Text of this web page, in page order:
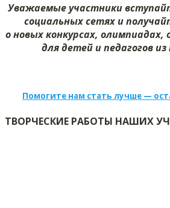
Уважаемые участники
социальных сетях и
о новых конкурсах, олимпиадах,
для детей и педагогов
Помогите нам стать лучше —
ТВОРЧЕСКИЕ РАБОТЫ НАШИХ